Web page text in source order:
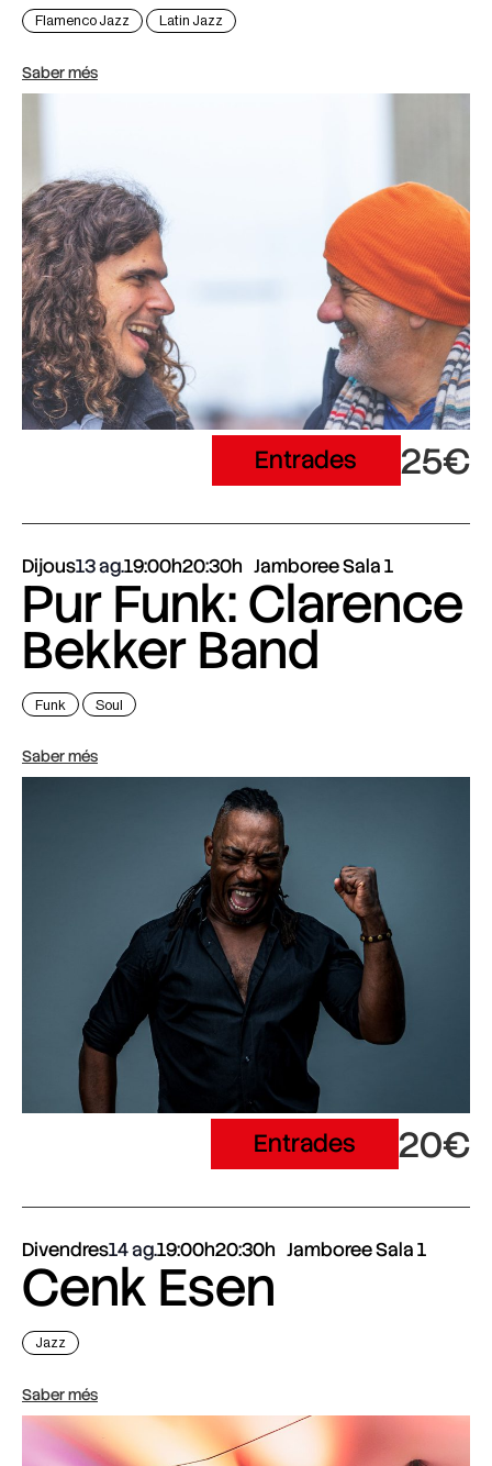
Flamenco Jazz Latin Jazz
Saber més
Entrades 25€
Dijous13 ag.19:00h20:30h Jamboree Sala 1
Pur Funk: Clarence
Bekker Band
Funk Soul
Saber més
Entrades 20€
Divendres14 ag.19:00h20:30h Jamboree Sala 1
Cenk Esen
Jazz
Saber més